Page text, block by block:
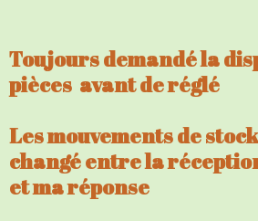
Toujours demandé la
pièces avant de réglé
Les mouvements de
changé entre la
et ma réponse